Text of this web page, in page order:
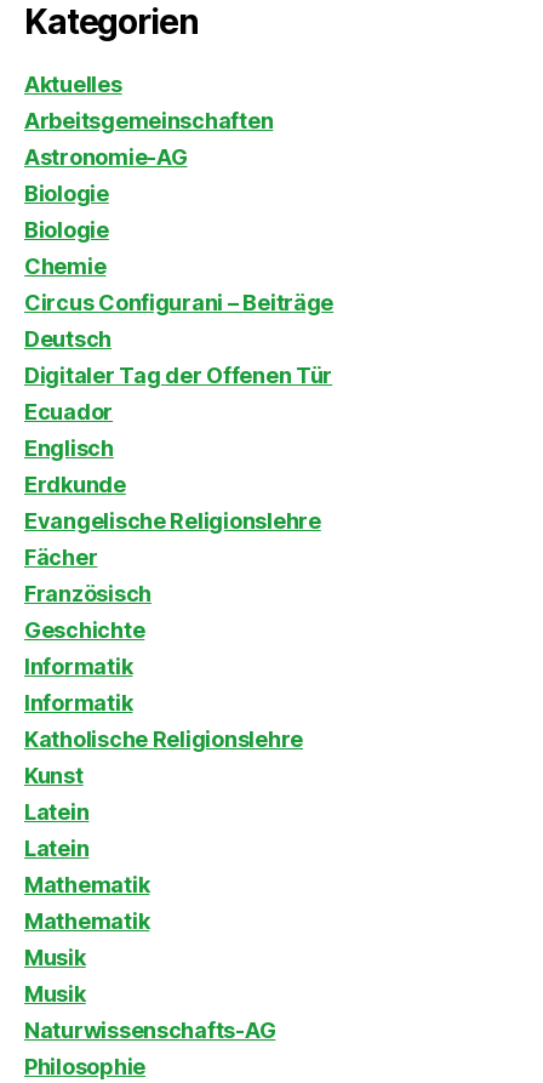
Kategorien
Aktuelles
Arbeitsgemeinschaften
Astronomie-AG
Biologie
Biologie
Chemie
Circus Configurani – Beiträge
Deutsch
Digitaler Tag der Offenen Tür
Ecuador
Englisch
Erdkunde
Evangelische Religionslehre
Fächer
Französisch
Geschichte
Informatik
Informatik
Katholische Religionslehre
Kunst
Latein
Latein
Mathematik
Mathematik
Musik
Musik
Naturwissenschafts-AG
Philosophie